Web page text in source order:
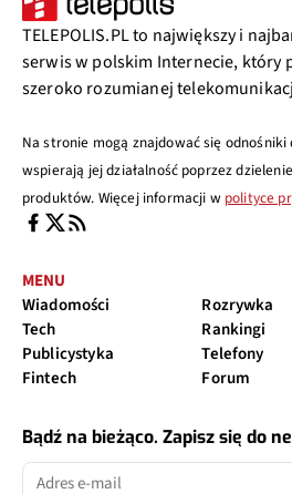
TELEPOLIS.PL to największy i
serwis w polskim Internecie, który
szeroko rozumianej
Na stronie mogą znajdować się
wspierają jej działalność poprzez
produktów. Więcej informacji w polityce
MENU
Wiadomości
Tech
Publicystyka
Fintech
Rozrywka
Rankingi
Telefony
Forum
Bądź na bieżąco. Zapisz się do